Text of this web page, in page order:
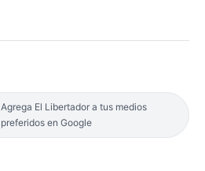
Agrega El Libertador a tus medios
preferidos en Google